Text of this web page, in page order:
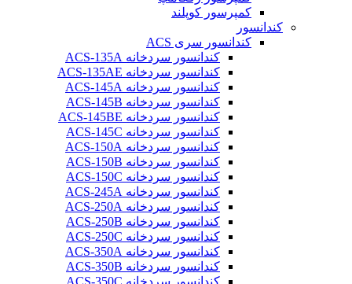
کمپرسور کوپلند
کندانسور
کندانسور سری ACS
کندانسور سردخانه ACS-135A
کندانسور سردخانه ACS-135AE
کندانسور سردخانه ACS-145A
کندانسور سردخانه ACS-145B
کندانسور سردخانه ACS-145BE
کندانسور سردخانه ACS-145C
کندانسور سردخانه ACS-150A
کندانسور سردخانه ACS-150B
کندانسور سردخانه ACS-150C
کندانسور سردخانه ACS-245A
کندانسور سردخانه ACS-250A
کندانسور سردخانه ACS-250B
کندانسور سردخانه ACS-250C
کندانسور سردخانه ACS-350A
کندانسور سردخانه ACS-350B
کندانسور سردخانه ACS-350C